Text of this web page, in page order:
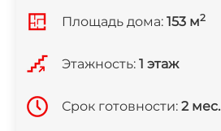
Площадь дома: 153 м2
Этажность: 1 этаж
Срок готовности: 2 мес.